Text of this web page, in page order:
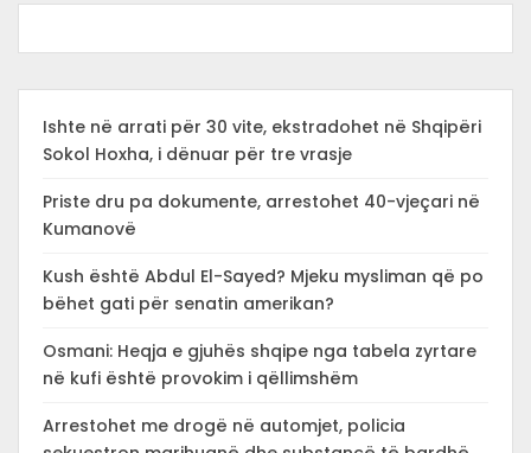
Ishte në arrati për 30 vite, ekstradohet në Shqipëri
Sokol Hoxha, i dënuar për tre vrasje
Priste dru pa dokumente, arrestohet 40-vjeçari në
Kumanovë
Kush është Abdul El-Sayed? Mjeku mysliman që po
bëhet gati për senatin amerikan?
Osmani: Heqja e gjuhës shqipe nga tabela zyrtare
në kufi është provokim i qëllimshëm
Arrestohet me drogë në automjet, policia